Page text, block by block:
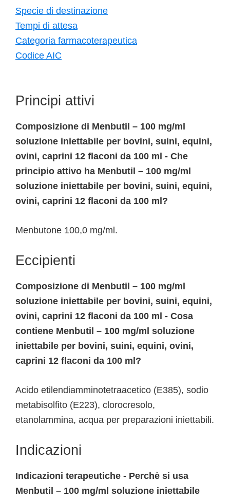
Specie di destinazione
Tempi di attesa
Categoria farmacoterapeutica
Codice AIC
Principi attivi
Composizione di Menbutil – 100 mg/ml
soluzione iniettabile per bovini, suini, equini,
ovini, caprini 12 flaconi da 100 ml - Che
principio attivo ha Menbutil – 100 mg/ml
soluzione iniettabile per bovini, suini, equini,
ovini, caprini 12 flaconi da 100 ml?
Menbutone 100,0 mg/ml.
Eccipienti
Composizione di Menbutil – 100 mg/ml
soluzione iniettabile per bovini, suini, equini,
ovini, caprini 12 flaconi da 100 ml - Cosa
contiene Menbutil – 100 mg/ml soluzione
iniettabile per bovini, suini, equini, ovini,
caprini 12 flaconi da 100 ml?
Acido etilendiamminotetraacetico (E385), sodio
metabisolfito (E223), clorocresolo,
etanolammina, acqua per preparazioni iniettabili.
Indicazioni
Indicazioni terapeutiche - Perchè si usa
Menbutil – 100 mg/ml soluzione iniettabile